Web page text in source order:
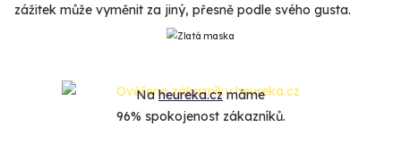
zážitek může vyměnit za jiný, přesně podle svého gusta.
Naheureka.czmáme
96% spokojenost zákazníků.